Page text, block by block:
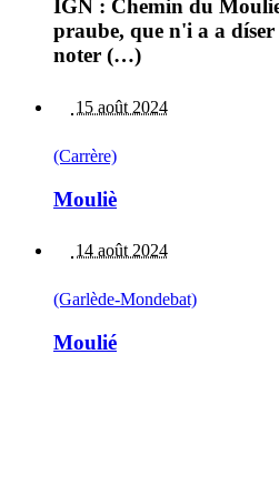
IGN : Chemin du
praube, que n'i a a
noter (…)
15 août 2024
(Carrère)
Mouliè
14 août 2024
(Garlède-Mondebat)
Moulié